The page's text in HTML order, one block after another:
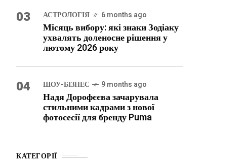
03 АСТРОЛОГІЯ 6 months ago
Місяць вибору: які знаки Зодіаку
ухвалять доленосне рішення у
лютому 2026 року
04 ШОУ-БІЗНЕС 9 months ago
Надя Дорофєєва зачарувала
стильними кадрами з нової
фотосесії для бренду Puma
КАТЕГОРІЇ